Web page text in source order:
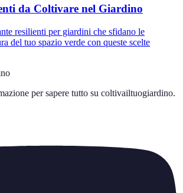
da Coltivare nel Giardino
resilienti per giardini che sfidano le
del tuo spazio verde con queste scelte
per sapere tutto su coltivailtuogiardino.